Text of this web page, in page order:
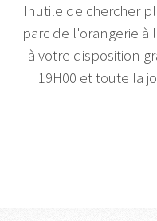
Inutile de chercher
parc de l'orangerie
à votre disposition
19H00 et toute la